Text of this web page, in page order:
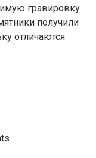
гравировку
получили
отличаются